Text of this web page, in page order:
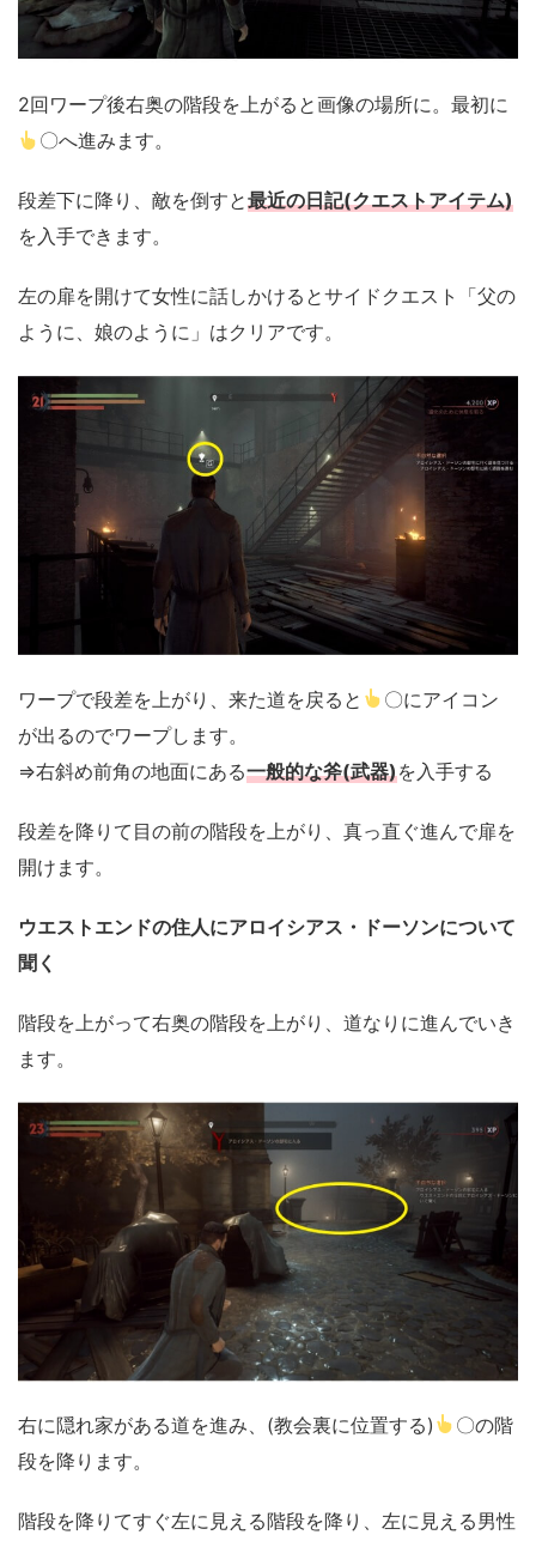
2回ワープ後右奥の階段を上がると画像の場所に。最初に
〇へ進みます。
段差下に降り、敵を倒すと最近の日記(クエストアイテム)
を入手できます。
左の扉を開けて女性に話しかけるとサイドクエスト「父の
ように、娘のように」はクリアです。
ワープで段差を上がり、来た道を戻ると
〇にアイコン
が出るのでワープします。
⇒右斜め前角の地面にある一般的な斧(武器)を入手する
段差を降りて目の前の階段を上がり、真っ直ぐ進んで扉を
開けます。
ウエストエンドの住人にアロイシアス・ドーソンについて
聞く
階段を上がって右奥の階段を上がり、道なりに進んでいき
ます。
右に隠れ家がある道を進み、(教会裏に位置する)
〇の階
段を降ります。
階段を降りてすぐ左に見える階段を降り、左に見える男性